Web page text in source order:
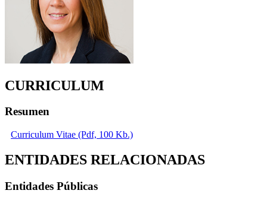
CURRICULUM
Resumen
Curriculum Vitae (Pdf, 100 Kb.)
ENTIDADES RELACIONADAS
Entidades Públicas